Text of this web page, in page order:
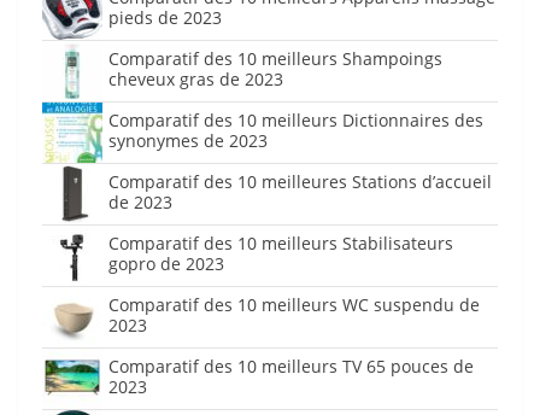
pieds de 2023
Comparatif des 10 meilleurs Shampoings
cheveux gras de 2023
Comparatif des 10 meilleurs Dictionnaires des
synonymes de 2023
Comparatif des 10 meilleures Stations d’accueil
de 2023
Comparatif des 10 meilleurs Stabilisateurs
gopro de 2023
Comparatif des 10 meilleurs WC suspendu de
2023
Comparatif des 10 meilleurs TV 65 pouces de
2023